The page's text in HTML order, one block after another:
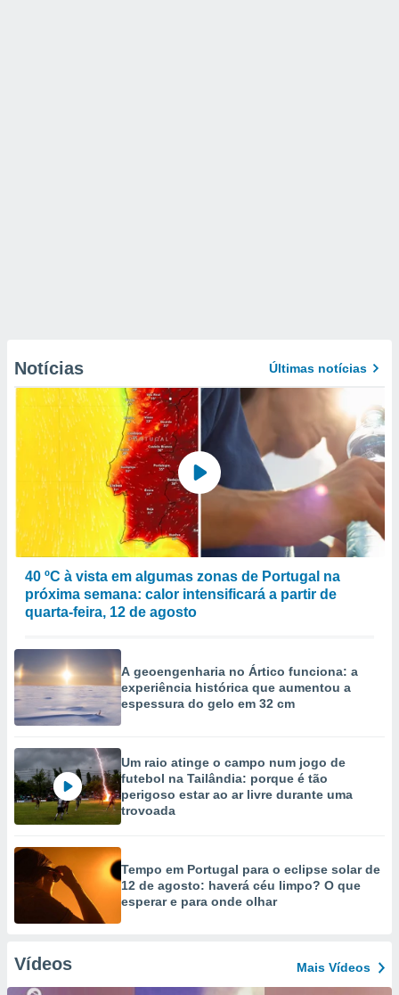
Notícias Últimas notícias
40 ºC à vista em algumas zonas de Portugal na
próxima semana: calor intensificará a partir de
quarta-feira, 12 de agosto
A geoengenharia no Ártico funciona: a
experiência histórica que aumentou a
espessura do gelo em 32 cm
Um raio atinge o campo num jogo de
futebol na Tailândia: porque é tão
perigoso estar ao ar livre durante uma
trovoada
Tempo em Portugal para o eclipse solar de
12 de agosto: haverá céu limpo? O que
esperar e para onde olhar
Vídeos Mais Vídeos